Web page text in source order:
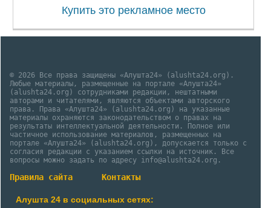
Купить это рекламное место
© 2026 Все права защищены «Алушта24» (alushta24.org).
Любые материалы, размещенные на портале «Алушта24»
(alushta24.org) сотрудниками редакции, нештатными
авторами и читателями, являются объектами авторского
права. Права «Алушта24» (alushta24.org) на указанные
материалы охраняются законодательством о правах на
результаты интеллектуальной деятельности. Полное или
частичное использование материалов, размещенных на
портале «Алушта24» (alushta24.org), допускается только с
согласия редакции с указанием ссылки на источник. Все
вопросы можно задать по адресу info@alushta24.org.
Правила сайта Контакты
Алушта 24 в социальных сетях: